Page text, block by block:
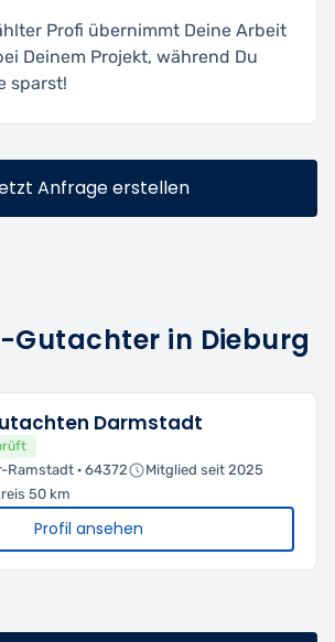
Profi übernimmt Deine Arbeit
Deinem Projekt, während Du
sparst!
Anfrage erstellen
Gutachter in Dieburg
Darmstadt
Ramstadt · 64372
Mitglied seit 2025
50 km
Profil ansehen